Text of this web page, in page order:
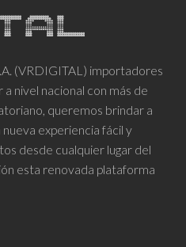
(VRDIGITAL) importadores
nivel nacional con más de
queremos brindar a
experiencia fácil y
desde cualquier lugar del
esta renovada plataforma